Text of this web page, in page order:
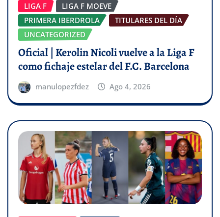
LIGA F
LIGA F MOEVE
PRIMERA IBERDROLA
TITULARES DEL DÍA
UNCATEGORIZED
Oficial | Kerolin Nicoli vuelve a la Liga F
como fichaje estelar del F.C. Barcelona
manulopezfdez Ago 4, 2026